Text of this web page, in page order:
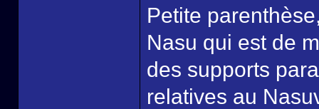
Petite
Nasu qui est de
des supports
relatives au